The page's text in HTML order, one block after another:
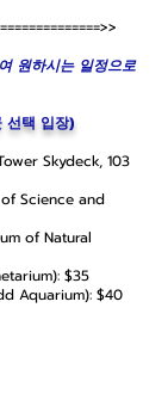
원하시는 일정으로
선택 입장)
Skydeck, 103
of Science and
of Natural
$35
Aquarium): $40